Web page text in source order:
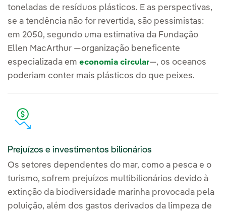
toneladas de resíduos plásticos. E as perspectivas,
se a tendência não for revertida, são pessimistas:
em 2050, segundo uma estimativa da Fundação
Ellen MacArthur —organização beneficente
especializada em economia circular—, os oceanos
poderiam conter mais plásticos do que peixes.
Prejuízos e investimentos bilionários
Os setores dependentes do mar, como a pesca e o
turismo, sofrem prejuízos multibilionários devido à
extinção da biodiversidade marinha provocada pela
poluição, além dos gastos derivados da limpeza de